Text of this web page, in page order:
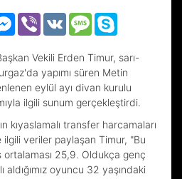
Messenger
Viber VK Message
Vekili Erden Timur, sarı-
yapımı süren Metin
eylül ayı divan kurulu
ilgili sunum gerçekleştirdi.
kıyaslamalı transfer harcamaları
veriler paylaşan Timur, "Bu
25,9. Oldukça genç
oyuncu 32 yaşındaki